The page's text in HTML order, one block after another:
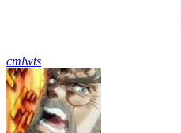
cmlwts